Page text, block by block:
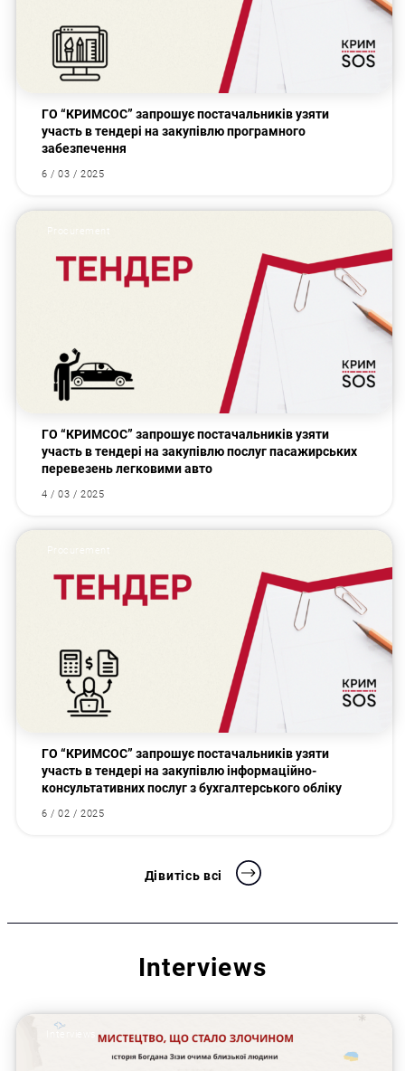
ГО “КРИМСОС” запрошує постачальників узяти
участь в тендері на закупівлю програмного
забезпечення
6 / 03 / 2025
Procurement
ГО “КРИМСОС” запрошує постачальників узяти
участь в тендері на закупівлю послуг пасажирських
перевезень легковими авто
4 / 03 / 2025
Procurement
ГО “КРИМСОС” запрошує постачальників узяти
участь в тендері на закупівлю інформаційно-
консультативних послуг з бухгалтерського обліку
6 / 02 / 2025
Дівитісь всі
Interviews